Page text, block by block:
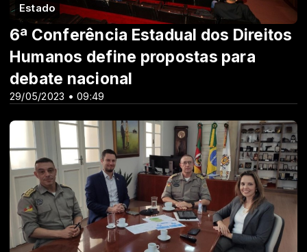
Estado
29/05/2023 • 09:49
6ª Conferência Estadual dos Direitos
Humanos define propostas para
debate nacional